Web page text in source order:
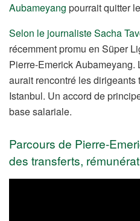
Aubameyang pourrait quitter
Selon le journaliste Sacha
récemment promu en Süper
Pierre-Emerick Aubameyang.
aurait rencontré les dirigeants
Istanbul. Un accord de
base salariale.
Parcours de Pierre-
des transferts,